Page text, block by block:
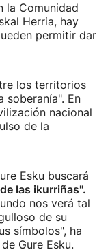
la Comunidad
Herria, hay
permitir dar
los territorios
soberanía". En
nacional
de la
Esku buscará
las ikurriñas".
nos verá tal
de su
símbolos", ha
Gure Esku.